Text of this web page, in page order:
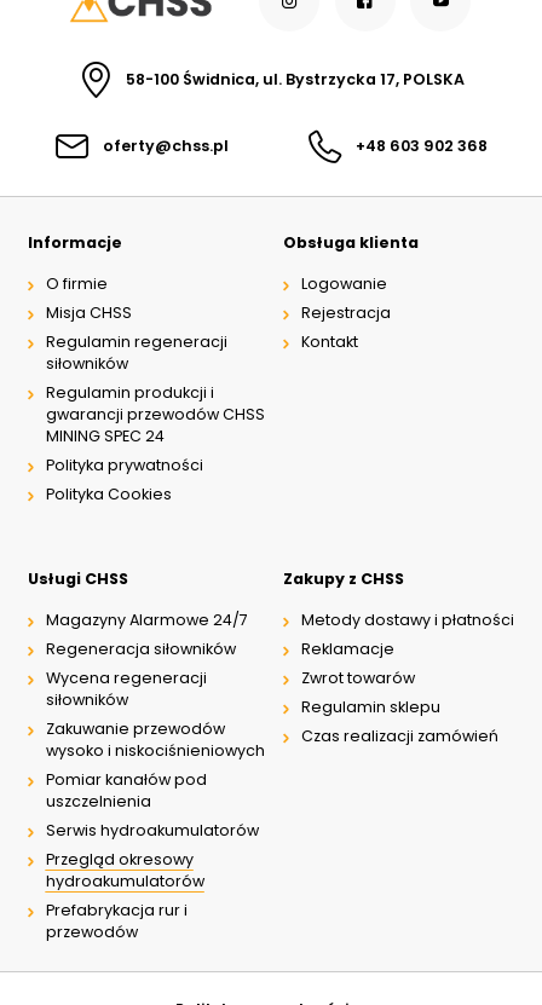
58-100 Świdnica, ul. Bystrzycka 17, POLSKA
oferty@chss.pl +48 603 902 368
Informacje
O firmie
Misja CHSS
Regulamin regeneracji
siłowników
Regulamin produkcji i
gwarancji przewodów CHSS
MINING SPEC 24
Polityka prywatności
Polityka Cookies
Obsługa klienta
Logowanie
Rejestracja
Kontakt
Usługi CHSS
Magazyny Alarmowe 24/7
Regeneracja siłowników
Wycena regeneracji
siłowników
Zakuwanie przewodów
wysoko i niskociśnieniowych
Pomiar kanałów pod
uszczelnienia
Serwis hydroakumulatorów
Przegląd okresowy
hydroakumulatorów
Prefabrykacja rur i
przewodów
Zakupy z CHSS
Metody dostawy i płatności
Reklamacje
Zwrot towarów
Regulamin sklepu
Czas realizacji zamówień